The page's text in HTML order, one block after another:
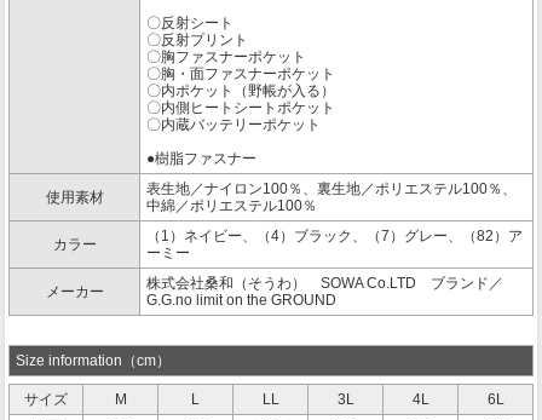
〇反射シート
〇反射プリント
〇胸ファスナーポケット
〇胸・面ファスナーポケット
〇内ポケット（野帳が入る）
〇内側ヒートシートポケット
〇内蔵バッテリーポケット
●樹脂ファスナー
使用素材
表生地／ナイロン100％、裏生地／ポリエステル100％、
中綿／ポリエステル100％
カラー
（1）ネイビー、（4）ブラック、（7）グレー、（82）ア
ーミー
メーカー
株式会社桑和（そうわ） SOWA Co.LTD ブランド／
G.G.no limit on the GROUND
Size information（cm）
サイズ M L LL 3L 4L
6L